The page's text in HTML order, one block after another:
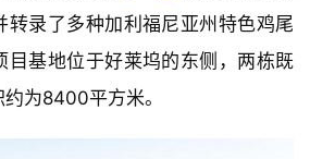
转录了多种加利福尼亚州特色鸡尾
目基地位于好莱坞的东侧，两栋既
为8400平方米。